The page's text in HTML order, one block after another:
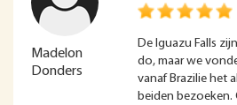
Madelon
Donders
De Iguazu Falls
do, maar we
vanaf Brazilie het
beiden bezoeken.